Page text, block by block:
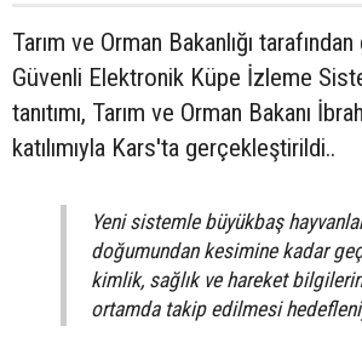
Tarım ve Orman Bakanlığı
Güvenli Elektronik Küpe İzleme
tanıtımı, Tarım ve Orman Bakanı
katılımıyla Kars'ta gerçekleştirildi..
Yeni sistemle büyükbaş
doğumundan kesimine kadar
kimlik, sağlık ve hareket
ortamda takip edilmesi